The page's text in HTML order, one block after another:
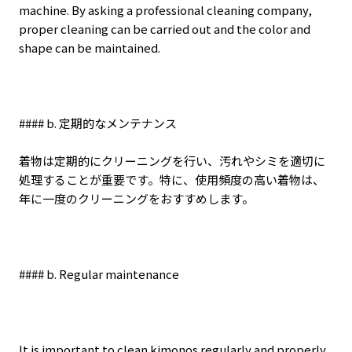
machine. By asking a professional cleaning company,
proper cleaning can be carried out and the color and
shape can be maintained.
#### b. 定期的なメンテナンス
着物は定期的にクリーニングを行い、汚れやシミを適切に
処理することが重要です。特に、使用頻度の高い着物は、
年に一度のクリーニングをおすすめします。
#### b. Regular maintenance